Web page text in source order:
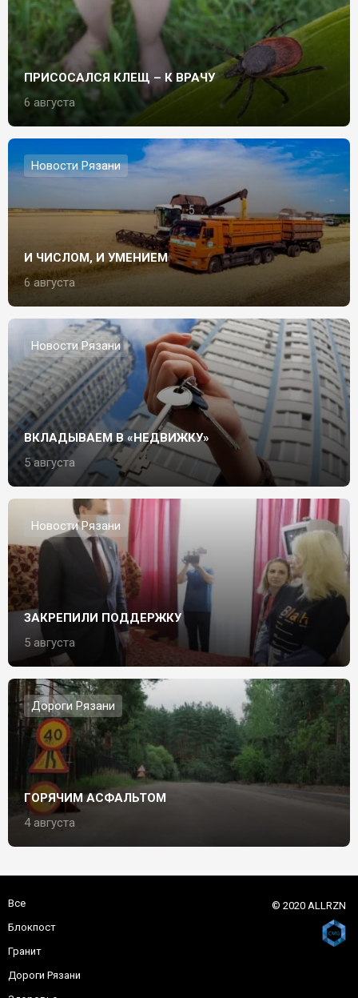
ПРИСОСАЛСЯ КЛЕЩ – К ВРАЧУ
6 августа
Новости Рязани
И ЧИСЛОМ, И УМЕНИЕМ
6 августа
Новости Рязани
ВКЛАДЫВАЕМ В «НЕДВИЖКУ»
5 августа
Новости Рязани
ЗАКРЕПИЛИ ПОДДЕРЖКУ
5 августа
Дороги Рязани
ГОРЯЧИМ АСФАЛЬТОМ
4 августа
Все
Блокпост
Гранит
Дороги Рязани
© 2020 ALLRZN